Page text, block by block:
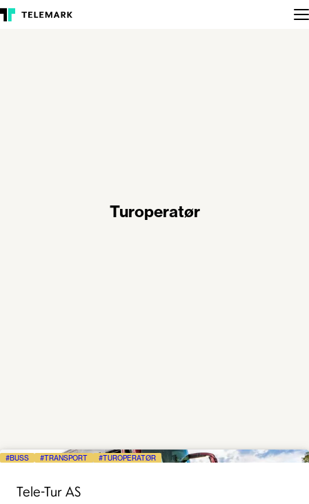
Turoperatør
BUSS TRANSPORT TUROPERATØR
Tele-Tur AS